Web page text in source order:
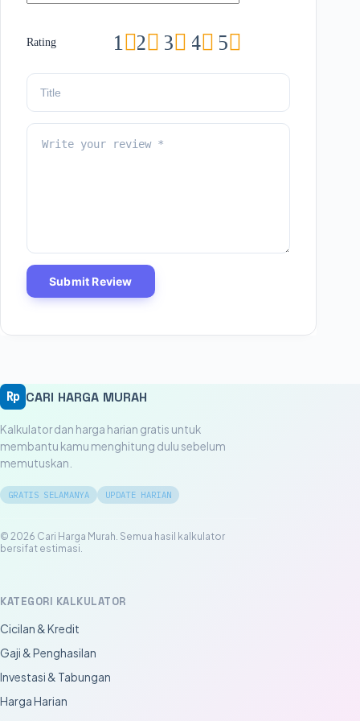
Rating 5
4
3
2
1
Submit Review
Rp CARI HARGA MURAH
Kalkulator dan harga harian gratis untuk
membantu kamu menghitung dulu sebelum
memutuskan.
GRATIS SELAMANYA UPDATE HARIAN
© 2026 Cari Harga Murah. Semua hasil kalkulator
bersifat estimasi.
KATEGORI KALKULATOR
Cicilan & Kredit
Gaji & Penghasilan
Investasi & Tabungan
Harga Harian